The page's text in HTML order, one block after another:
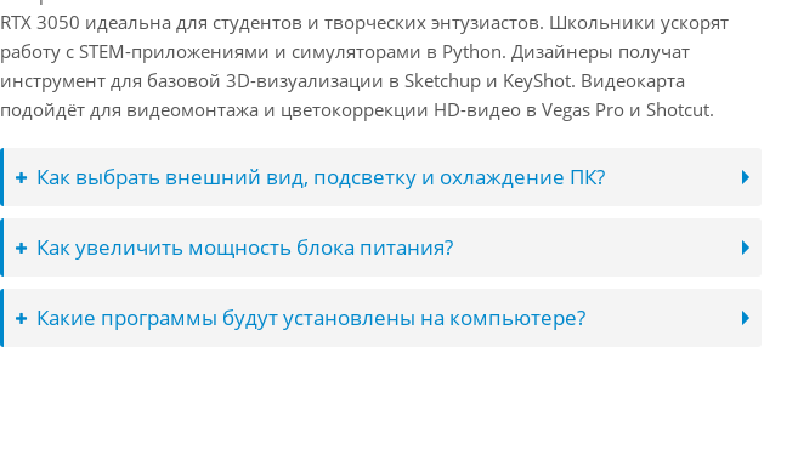
RTX 3050 идеальна для студентов и творческих энтузиастов. Школьники ускорят
работу с STEM-приложениями и симуляторами в Python. Дизайнеры получат
инструмент для базовой 3D-визуализации в Sketchup и KeyShot. Видеокарта
подойдёт для видеомонтажа и цветокоррекции HD-видео в Vegas Pro и Shotcut.
Как выбрать внешний вид, подсветку и охлаждение ПК?
Как увеличить мощность блока питания?
Какие программы будут установлены на компьютере?